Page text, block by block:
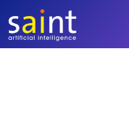
contenido